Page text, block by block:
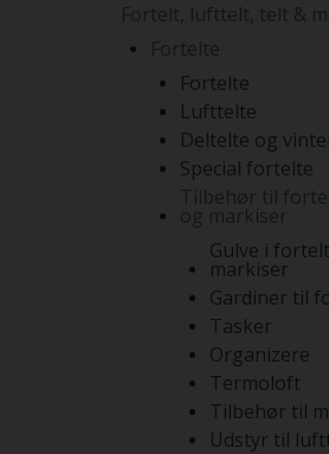
Fortelt, lufttelt, telt &
Fortelte
Fortelte
Lufttelte
Deltelte og
Special fortelte
Tilbehør til
og markiser
Gulve i
markiser
Gardiner til
Tasker
Organizere
Termoloft
Tilbehør til
Udstyr til